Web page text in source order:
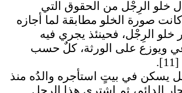
خلو الرِجْل من الحقوق التي
صورة الخلو مطابقة لما أجازه
خلو الرِجْل، فحينئذ يجري فيه
ويوزع على الورثة، كلٌ حسب
[11]
.
يسكن في بيتٍ استأجره والدُه منذ
الدائم، ثم اشترى هذا الرجل